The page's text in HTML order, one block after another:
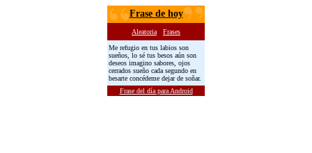
Frase de hoy
Aleatoria Frases
Me refugio en tus labios son
sueños, lo sé tus besos aún son
deseos imagino sabores, ojos
cerrados sueño cada segundo en
besarte concédeme dejar de soñar.
Frase del día para Android